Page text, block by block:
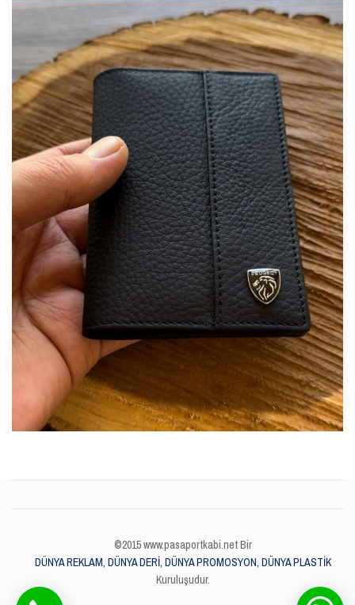
©2015 www.pasaportkabi.net Bir
DÜNYA REKLAM, DÜNYA DERİ, DÜNYA PROMOSYON, DÜNYA PLASTİK
Kuruluşudur.